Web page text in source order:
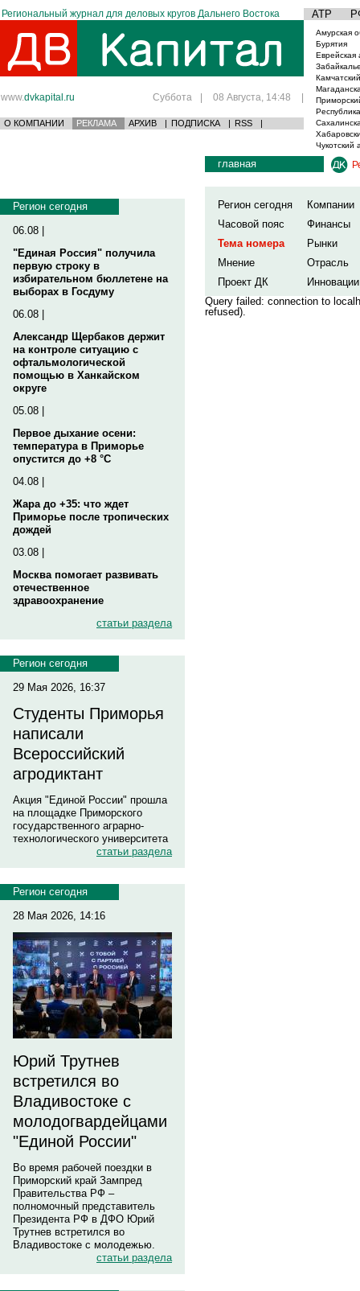
Региональный журнал для деловых кругов Дальнего Востока АТР
www.dvkapital.ru Суббота | 08 Августа, 14:48 |
О КОМПАНИИ РЕКЛАМА АРХИВ | ПОДПИСКА | RSS |
Амурская
Бурятия
Еврейская
Чукотский
Регион сегодня
06.08 |
"Единая Россия" получила
первую строку в
избирательном бюллетене на
выборах в Госдуму
06.08 |
Александр Щербаков держит
на контроле ситуацию с
офтальмологической
помощью в Ханкайском
округе
05.08 |
Первое дыхание осени:
температура в Приморье
опустится до +8 °C
04.08 |
Жара до +35: что ждет
Приморье после тропических
дождей
03.08 |
Москва помогает развивать
отечественное
здравоохранение
статьи раздела
Регион сегодня
29 Мая 2026, 16:37
Студенты Приморья
написали
Всероссийский
агродиктант
Акция "Единой России" прошла
на площадке Приморского
государственного аграрно-
технологического университета
статьи раздела
Регион сегодня
28 Мая 2026, 14:16
Юрий Трутнев
встретился во
Владивостоке с
молодогвардейцами
"Единой России"
Во время рабочей поездки в
Приморский край Зампред
Правительства РФ –
полномочный представитель
Президента РФ в ДФО Юрий
Трутнев встретился во
Владивостоке с молодежью.
статьи раздела
главная
Регион сегодня
Компании
Часовой пояс
Финансы
Тема номера
Рынки
Мнение
Отрасль
Проект ДК
Инновации
Query failed: connection to
refused).